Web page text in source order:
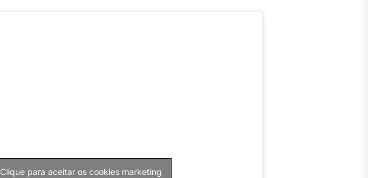
Clique para aceitar os cookies marketing